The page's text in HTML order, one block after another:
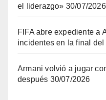
el liderazgo» 30/07/2026
FIFA abre expediente a
incidentes en la final del
Armani volvió a jugar
después 30/07/2026